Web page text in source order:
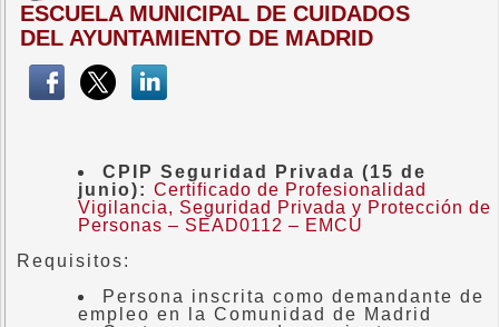
ESCUELA MUNICIPAL DE CUIDADOS
DEL AYUNTAMIENTO DE MADRID
CPIP Seguridad Privada (15 de
junio): Certificado de Profesionalidad
Vigilancia, Seguridad Privada y Protección de
Personas – SEAD0112 – EMCU
Requisitos:
Persona inscrita como demandante de
empleo en la Comunidad de Madrid